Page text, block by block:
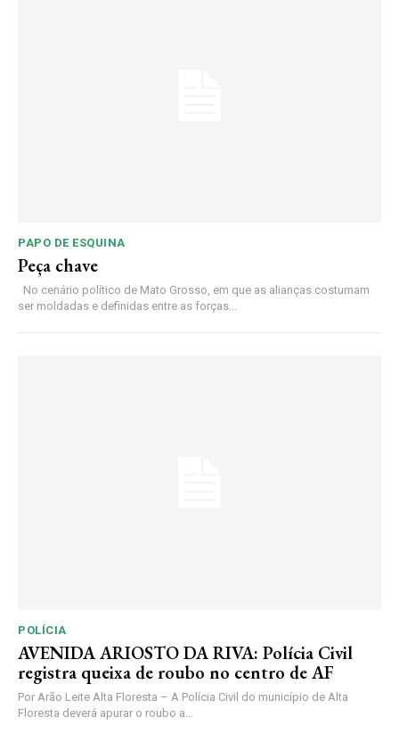
PAPO DE ESQUINA
Peça chave
No cenário político de Mato Grosso, em que as alianças costumam
ser moldadas e definidas entre as forças...
POLÍCIA
AVENIDA ARIOSTO DA RIVA: Polícia Civil
registra queixa de roubo no centro de AF
Por Arão Leite Alta Floresta – A Polícia Civil do município de Alta
Floresta deverá apurar o roubo a...